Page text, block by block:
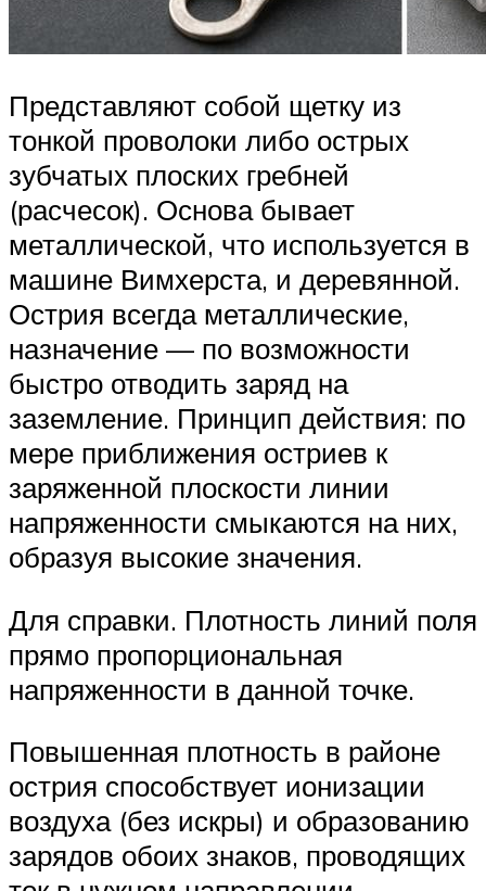
Представляют собой щетку из
тонкой проволоки либо острых
зубчатых плоских гребней
(расчесок). Основа бывает
металлической, что используется в
машине Вимхерста, и деревянной.
Острия всегда металлические,
назначение — по возможности
быстро отводить заряд на
заземление. Принцип действия: по
мере приближения остриев к
заряженной плоскости линии
напряженности смыкаются на них,
образуя высокие значения.
Для справки. Плотность линий поля
прямо пропорциональная
напряженности в данной точке.
Повышенная плотность в районе
острия способствует ионизации
воздуха (без искры) и образованию
зарядов обоих знаков, проводящих